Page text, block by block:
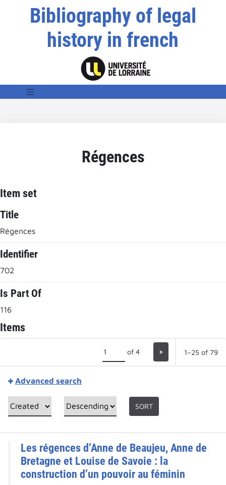
Bibliography of legal
history in french
Régences
Item set
Title
Régences
Identifier
702
Is Part Of
116
Items
of 4 > 1–25 of 79
Advanced search
SORT
Les régences d’Anne de Beaujeu, Anne de
Bretagne et Louise de Savoie : la
construction d’un pouvoir au féminin